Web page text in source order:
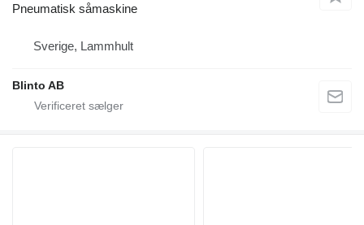
Pneumatisk såmaskine
Sverige, Lammhult
Blinto AB